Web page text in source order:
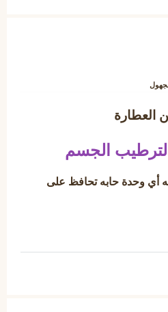
العطارة
لترطيب الجسم
أي وحدة حابه تحافظ على